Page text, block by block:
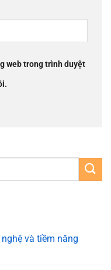
web trong trình duyệt
và tiềm năng